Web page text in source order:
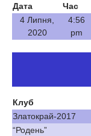
Дата Час
4 Липня,
2020
4:56
pm
Клуб
Златокрай-2017
“Родень”